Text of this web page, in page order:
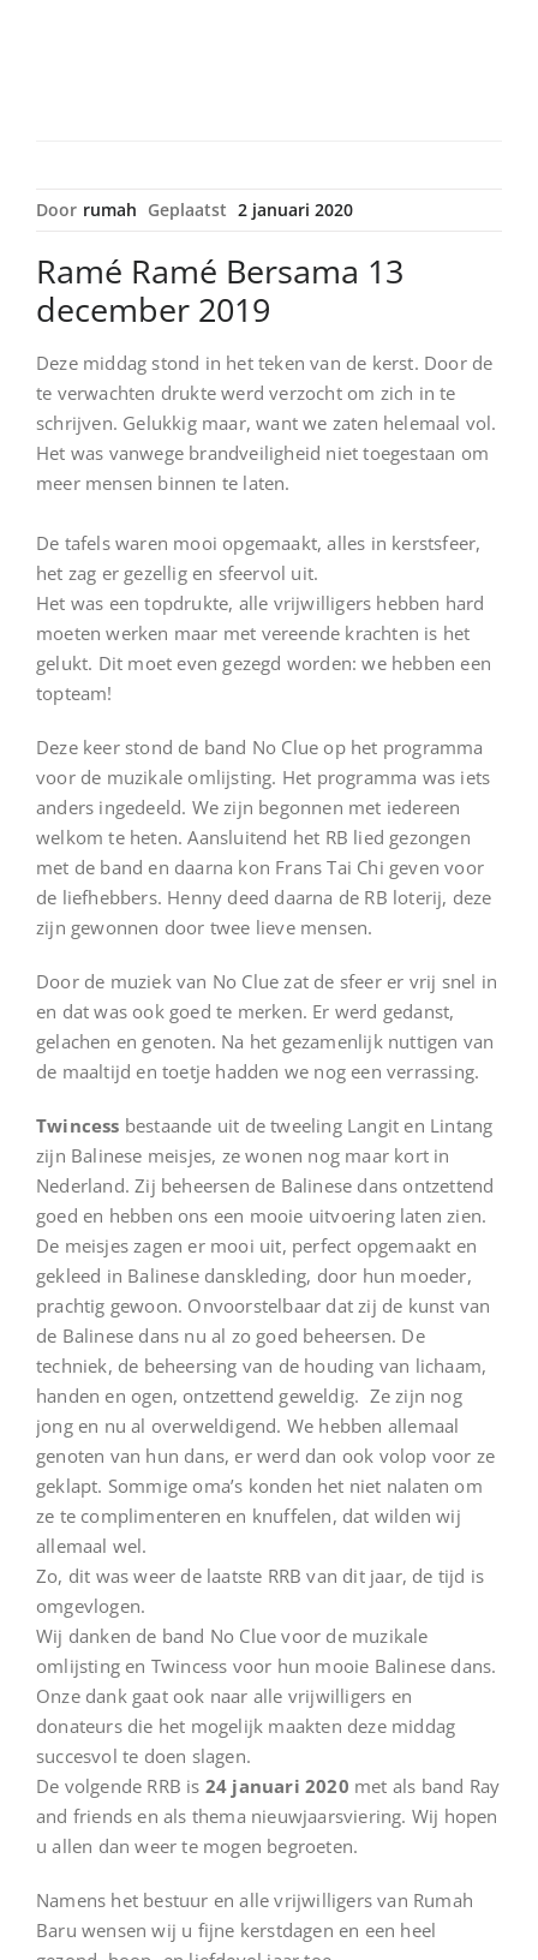
Door rumah Geplaatst 2 januari 2020
Ramé Ramé Bersama 13
december 2019
Deze middag stond in het teken van de kerst. Door de
te verwachten drukte werd verzocht om zich in te
schrijven. Gelukkig maar, want we zaten helemaal vol.
Het was vanwege brandveiligheid niet toegestaan om
meer mensen binnen te laten.
De tafels waren mooi opgemaakt, alles in kerstsfeer,
het zag er gezellig en sfeervol uit.
Het was een topdrukte, alle vrijwilligers hebben hard
moeten werken maar met vereende krachten is het
gelukt. Dit moet even gezegd worden: we hebben een
topteam!
Deze keer stond de band No Clue op het programma
voor de muzikale omlijsting. Het programma was iets
anders ingedeeld. We zijn begonnen met iedereen
welkom te heten. Aansluitend het RB lied gezongen
met de band en daarna kon Frans Tai Chi geven voor
de liefhebbers. Henny deed daarna de RB loterij, deze
zijn gewonnen door twee lieve mensen.
Door de muziek van No Clue zat de sfeer er vrij snel in
en dat was ook goed te merken. Er werd gedanst,
gelachen en genoten. Na het gezamenlijk nuttigen van
de maaltijd en toetje hadden we nog een verrassing.
Twincess bestaande uit de tweeling Langit en Lintang
zijn Balinese meisjes, ze wonen nog maar kort in
Nederland. Zij beheersen de Balinese dans ontzettend
goed en hebben ons een mooie uitvoering laten zien.
De meisjes zagen er mooi uit, perfect opgemaakt en
gekleed in Balinese danskleding, door hun moeder,
prachtig gewoon. Onvoorstelbaar dat zij de kunst van
de Balinese dans nu al zo goed beheersen. De
techniek, de beheersing van de houding van lichaam,
handen en ogen, ontzettend geweldig. Ze zijn nog
jong en nu al overweldigend. We hebben allemaal
genoten van hun dans, er werd dan ook volop voor ze
geklapt. Sommige oma’s konden het niet nalaten om
ze te complimenteren en knuffelen, dat wilden wij
allemaal wel.
Zo, dit was weer de laatste RRB van dit jaar, de tijd is
omgevlogen.
Wij danken de band No Clue voor de muzikale
omlijsting en Twincess voor hun mooie Balinese dans.
Onze dank gaat ook naar alle vrijwilligers en
donateurs die het mogelijk maakten deze middag
succesvol te doen slagen.
De volgende RRB is 24 januari 2020 met als band Ray
and friends en als thema nieuwjaarsviering. Wij hopen
u allen dan weer te mogen begroeten.
Namens het bestuur en alle vrijwilligers van Rumah
Baru wensen wij u fijne kerstdagen en een heel